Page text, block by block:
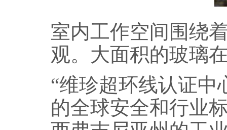
室内工作空间围绕
观。大面积的玻璃
“维珍超环线认证中
的全球安全和行业